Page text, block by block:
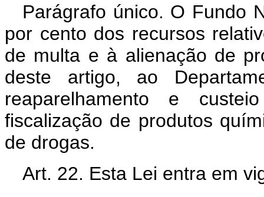
Parágrafo único. O Fundo
por cento dos recursos
de multa e à alienação de
deste artigo, ao
reaparelhamento e
fiscalização de produtos
de drogas.
Art. 22. Esta Lei entra em